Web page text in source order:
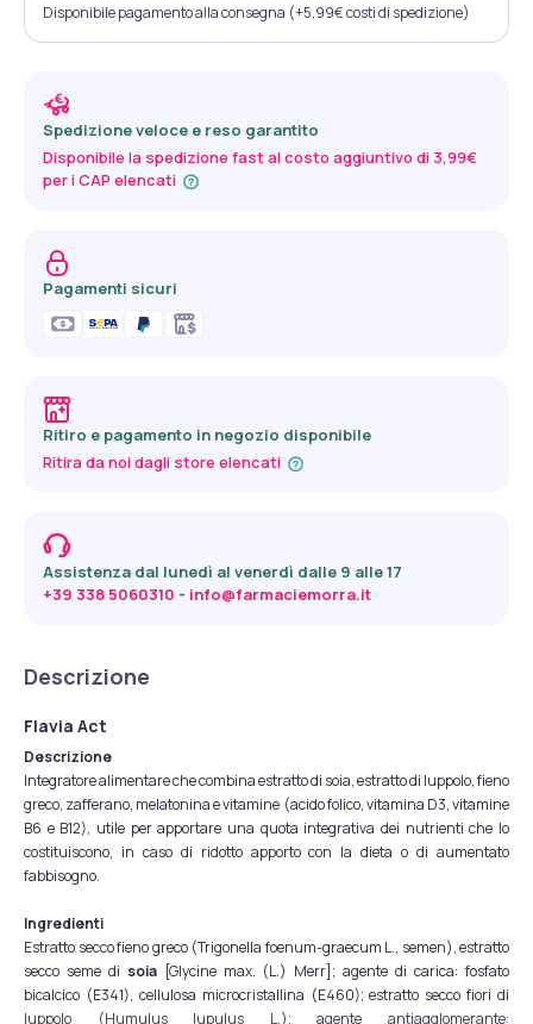
Disponibile pagamento alla consegna (+5,99€ costi di spedizione)
Spedizione veloce e reso garantito
Disponibile la spedizione fast al costo aggiuntivo di 3,99€
per i CAP elencati
Pagamenti sicuri
Ritiro e pagamento in negozio disponibile
Ritira da noi dagli store elencati
Assistenza dal lunedì al venerdì dalle 9 alle 17
+39 338 5060310 - info@farmaciemorra.it
Descrizione
Flavia Act
Descrizione
Integratore alimentare che combina estratto di soia, estratto di luppolo, fieno
greco, zafferano, melatonina e vitamine (acido folico, vitamina D3, vitamine
B6 e B12), utile per apportare una quota integrativa dei nutrienti che lo
costituiscono, in caso di ridotto apporto con la dieta o di aumentato
fabbisogno.
Ingredienti
Estratto secco fieno greco (Trigonella foenum-graecum L., semen), estratto
secco seme di soia[Glycine max. (L.) Merr]; agente di carica: fosfato
bicalcico (E341), cellulosa microcristallina (E460); estratto secco fiori di
luppolo (Humulus lupulus L.); agente antiagglomerante: